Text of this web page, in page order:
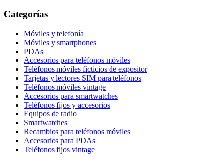
Categorías
Móviles y telefonía
Móviles y smartphones
PDAs
Accesorios para teléfonos móviles
Teléfonos móviles ficticios de expositor
Tarjetas y lectores SIM para teléfonos
Teléfonos móviles vintage
Accesorios para smartwatches
Teléfonos fijos y accesorios
Equipos de radio
Smartwatches
Recambios para teléfonos móviles
Accesorios para PDAs
Teléfonos fijos vintage